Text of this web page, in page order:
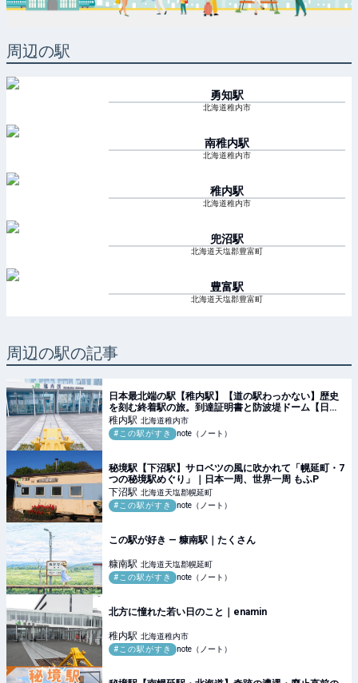
周辺の駅
勇知駅
北海道稚内市
南稚内駅
北海道稚内市
稚内駅
北海道稚内市
兜沼駅
北海道天塩郡豊富町
豊富駅
北海道天塩郡豊富町
周辺の駅の記事
日本最北端の駅【稚内駅】【道の駅わっかない】歴史
を刻む終着駅の旅。到達証明書と防波堤ドーム【日本
一周・絶景スポット】｜日本一周、世界一周 もふP
稚内駅 北海道稚内市
#この駅がすき
note（ノート）
秘境駅【下沼駅】サロベツの風に吹かれて「幌延町・7
つの秘境駅めぐり」｜日本一周、世界一周 もふP
下沼駅 北海道天塩郡幌延町
#この駅がすき
note（ノート）
この駅が好き — 糠南駅｜たくさん
糠南駅 北海道天塩郡幌延町
#この駅がすき
note（ノート）
北方に憧れた若い日のこと｜enamin
稚内駅 北海道稚内市
#この駅がすき
note（ノート）